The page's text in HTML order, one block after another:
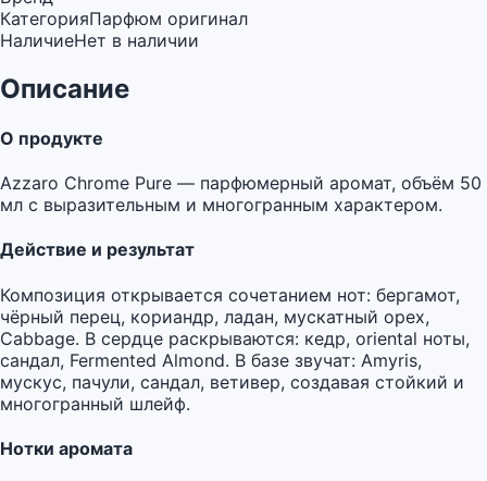
КатегорияПарфюм оригинал
НаличиеНет в наличии
Описание
О продукте
Azzaro Chrome Pure — парфюмерный аромат, объём 50
мл с выразительным и многогранным характером.
Действие и результат
Композиция открывается сочетанием нот: бергамот,
чёрный перец, кориандр, ладан, мускатный орех,
Cabbage. В сердце раскрываются: кедр, oriental ноты,
сандал, Fermented Almond. В базе звучат: Amyris,
мускус, пачули, сандал, ветивер, создавая стойкий и
многогранный шлейф.
Нотки аромата